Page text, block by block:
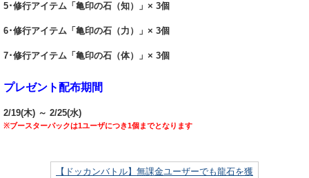
5･修行アイテム「亀印の石（知）」× 3個
6･修行アイテム「亀印の石（力）」× 3個
7･修行アイテム「亀印の石（体）」× 3個
プレゼント配布期間
2/19(木) ～ 2/25(水)
※ブースターパックは1ユーザにつき1個までとなります
【ドッカンバトル】無課金ユーザーでも龍石を獲